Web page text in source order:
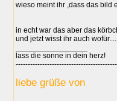
wieso meint ihr ,dass das bild
in echt war das aber das
und jetzt wisst ihr auch wofür....
lass die sonne in dein herz!
------------------------------------------
liebe grüße von